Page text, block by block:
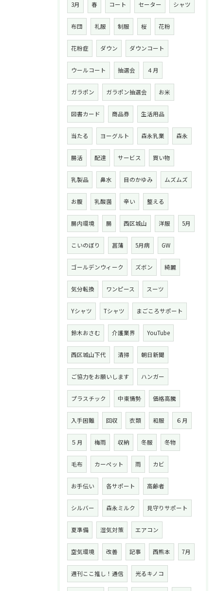
3月 春 コート セーター シャツ
布団 礼服 制服 桜 花粉
花粉症 ダウン ダウンコート
ウールコート 抽選会 ４月
ガラポン ガラポン抽選会 お米
図書カード 商品券 生活用品
当たる ヨーグルト 森永乳業 森永
腸活 配達 サービス 買い物
乳製品 鼻水 目のかゆみ ムズムズ
お腹 乳酸菌 辛い 整える
腸内環境 腸 西区城山 洋服 5月
こいのぼり 菖蒲 5月病 GW
ゴールデンウィーク ズボン 綺麗
気分転換 ワンピース スーツ
Yシャツ Tシャツ まごころサポート
鈴木おさむ 介護業界 YouTube
西区城山下代 清掃 朝日新聞
ご協力をお願いします ハンガー
プラスチック 中東情勢 価格高騰
入手困難 回収 衣類 和服 ６月
５月 梅雨 収納 冬服 冬物
毛布 カーペット 雨 カビ
お手伝い 各サポート 高齢者
シルバー 森永ミルク 見守りサポート
夏準備 湿気対策 エアコン
空気環境 改善 記事 西熊本 7月
週刊ここ推し！通信 光るキノコ